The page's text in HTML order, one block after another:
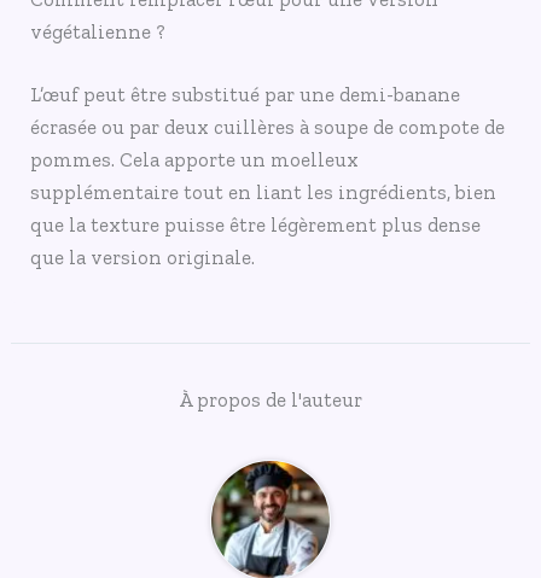
végétalienne ?
L’œuf peut être substitué par une demi-banane
écrasée ou par deux cuillères à soupe de compote de
pommes. Cela apporte un moelleux
supplémentaire tout en liant les ingrédients, bien
que la texture puisse être légèrement plus dense
que la version originale.
À propos de l'auteur